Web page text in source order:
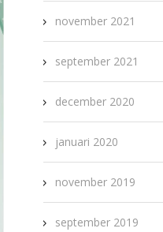
november 2021
september 2021
december 2020
januari 2020
november 2019
september 2019